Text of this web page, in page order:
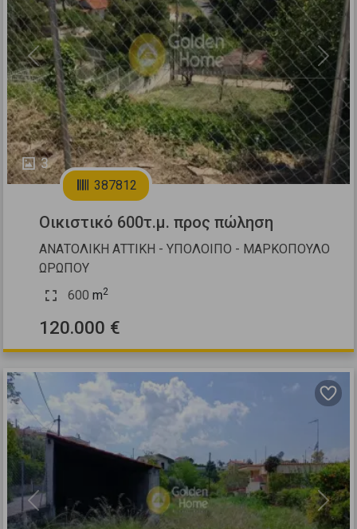
3
Previous Next
387812
Οικιστικό 600τ.μ. προς πώληση
ΑΝΑΤΟΛΙΚΗ ΑΤΤΙΚΗ - ΥΠΟΛΟΙΠΟ - ΜΑΡΚΟΠΟΥΛΟ
ΩΡΩΠΟΥ
600 m2
120.000 €
Previous Next